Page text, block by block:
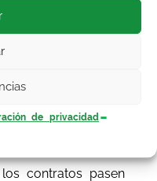
de privacidad
descrédito
y dirigentes y
que nos hacen.
hecho una
contratos pasen